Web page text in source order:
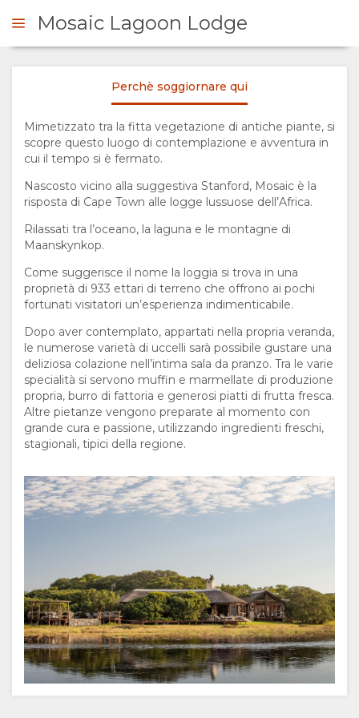
SOMMARIO
SU
DI
PERCHÈ
SOGGIORNARE
QUI
SERVIZI
DOCUMENTAZIONE
TURISMO
E
SOSTENIBILITÀ
IMMAGINI
VIDEO
SCARICA
CARTINA
POSIZIONE
INDICAZIONI
CONTATTI
CAMBIA
Mosaic Lagoon Lodge
Perchè soggiornare qui
Mimetizzato tra la fitta vegetazione di antiche piante, si
scopre questo luogo di contemplazione e avventura in
cui il tempo si è fermato.
Nascosto vicino alla suggestiva Stanford, Mosaic è la
risposta di Cape Town alle logge lussuose dell’Africa.
Rilassati tra l’oceano, la laguna e le montagne di
Maanskynkop.
Come suggerisce il nome la loggia si trova in una
proprietà di 933 ettari di terreno che offrono ai pochi
fortunati visitatori un’esperienza indimenticabile.
Dopo aver contemplato, appartati nella propria veranda,
le numerose varietà di uccelli sarà possibile gustare una
deliziosa colazione nell’intima sala da pranzo. Tra le varie
specialità si servono muffin e marmellate di produzione
propria, burro di fattoria e generosi piatti di frutta fresca.
Altre pietanze vengono preparate al momento con
grande cura e passione, utilizzando ingredienti freschi,
stagionali, tipici della regione.